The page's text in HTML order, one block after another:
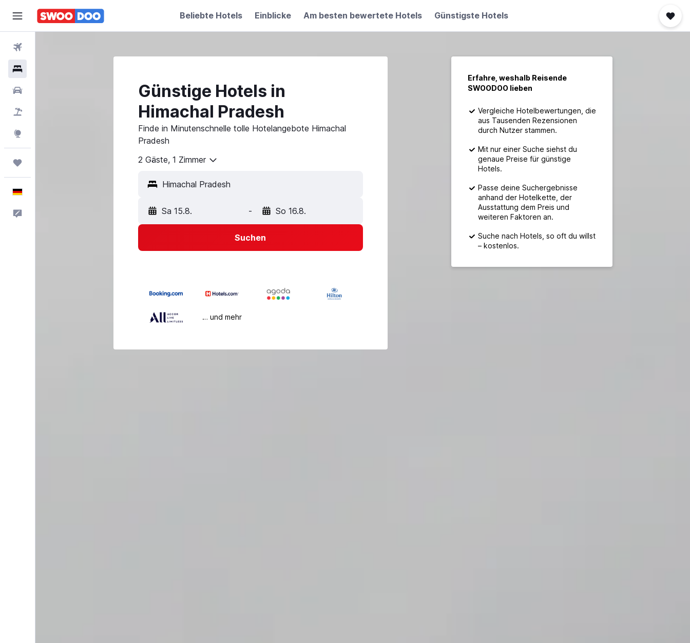
Beliebte Hotels Einblicke Am besten bewertete Hotels Günstigste Hotels
Günstige Hotels in
Himachal Pradesh
Finde in Minutenschnelle tolle Hotelangebote Himachal
Pradesh
2 Gäste, 1 Zimmer
Sa 15.8. - So 16.8.
Suchen
… und mehr
Erfahre, weshalb Reisende
SWOODOO lieben
Vergleiche Hotelbewertungen, die
aus Tausenden Rezensionen
durch Nutzer stammen.
Mit nur einer Suche siehst du
genaue Preise für günstige
Hotels.
Passe deine Suchergebnisse
anhand der Hotelkette, der
Ausstattung dem Preis und
weiteren Faktoren an.
Suche nach Hotels, so oft du willst
– kostenlos.